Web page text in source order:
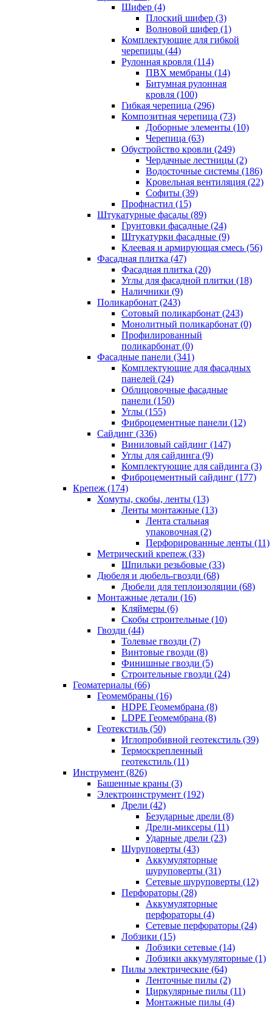
Шифер (4)
Плоский шифер (3)
Волновой шифер (1)
Комплектующие для гибкой
черепицы (44)
Рулонная кровля (114)
ПВХ мембраны (14)
Битумная рулонная
кровля (100)
Гибкая черепица (296)
Композитная черепица (73)
Доборные элементы (10)
Черепица (63)
Обустройство кровли (249)
Чердачные лестницы (2)
Водосточные системы (186)
Кровельная вентиляция (22)
Cофиты (39)
Профнастил (15)
Штукатурные фасады (89)
Грунтовки фасадные (24)
Штукатурки фасадные (9)
Клеевая и армирующая смесь (56)
Фасадная плитка (47)
Фасадная плитка (20)
Углы для фасадной плитки (18)
Наличники (9)
Поликарбонат (243)
Сотовый поликарбонат (243)
Монолитный поликарбонат (0)
Профилированный
поликарбонат (0)
Фасадные панели (341)
Комплектующие для фасадных
панелей (24)
Облицовочные фасадные
панели (150)
Углы (155)
Фиброцементные панели (12)
Сайдинг (336)
Виниловый сайдинг (147)
Углы для сайдинга (9)
Комплектующие для сайдинга (3)
Фиброцементный сайдинг (177)
Крепеж (174)
Хомуты, скобы, ленты (13)
Ленты монтажные (13)
Лента стальная
упаковочная (2)
Перфорированные ленты (11)
Метрический крепеж (33)
Шпильки резьбовые (33)
Дюбеля и дюбель-гвозди (68)
Дюбели для теплоизоляции (68)
Монтажные детали (16)
Кляймеры (6)
Скобы строительные (10)
Гвозди (44)
Толевые гвозди (7)
Винтовые гвозди (8)
Финишные гвозди (5)
Строительные гвозди (24)
Геоматериалы (66)
Геомембраны (16)
HDPE Геомембрана (8)
LDPE Геомембрана (8)
Геотекстиль (50)
Иглопробивной геотекстиль (39)
Термоскрепленный
геотекстиль (11)
Инструмент (826)
Башенные краны (3)
Электроинструмент (192)
Дрели (42)
Безударные дрели (8)
Дрели-миксеры (11)
Ударные дрели (23)
Шуруповерты (43)
Аккумуляторные
шуруповерты (31)
Сетевые шуруповерты (12)
Перфораторы (28)
Аккумуляторные
перфораторы (4)
Сетевые перфораторы (24)
Лобзики (15)
Лобзики сетевые (14)
Лобзики аккумуляторные (1)
Пилы электрические (64)
Ленточные пилы (2)
Циркулярные пилы (11)
Монтажные пилы (4)